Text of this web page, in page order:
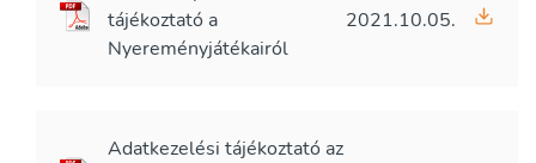
tájékoztató a
Nyereményjátékairól
2021.10.05.
Adatkezelési tájékoztató az